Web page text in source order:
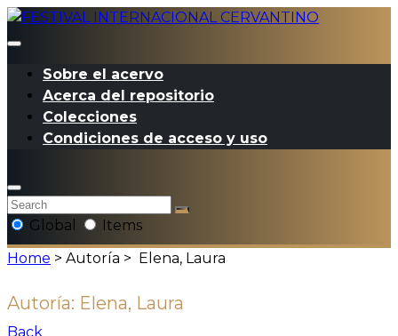
Sobre el acervo
Acerca del repositorio
Colecciones
Condiciones de acceso y uso
Global
Items
Home > Autoría > Elena, Laura
Autoría: Elena, Laura
Back